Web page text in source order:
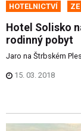
HOTELNICTVÍ
Hotel Solisko
rodinný pobyt
Jaro na Štrbském
15. 03. 2018